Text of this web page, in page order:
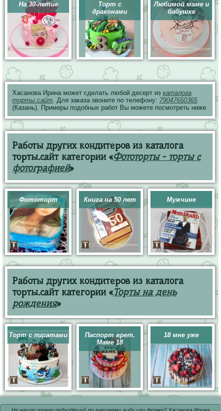
На 30-летие
Торт с
драконами
Любимой маме и
бабушке
Хасанова Ирина может сделать любой десерт из каталога
торты.сайт. Для заказа звоните по телефону: 79047650365
(Казань). Примеры подобных работ Вы можете посмотреть ниже
Работы других кондитеров из каталога
торты.сайт категории «Фототорты - торты с
фотографией»
Фототорт Книга на 50 лет Мужчине
Работы других кондитеров из каталога
торты.сайт категории «Торты на день
рождения»
Торт с пиратами
Паспорт врет.
Маме 18
18 мне уже